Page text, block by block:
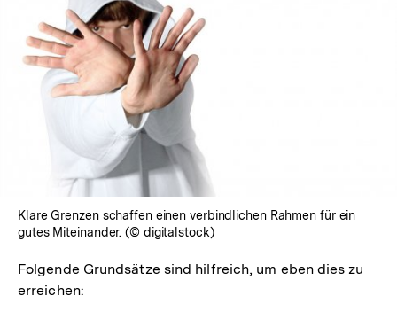
Klare Grenzen schaffen einen verbindlichen Rahmen für ein
gutes Miteinander. (© digitalstock)
Folgende Grundsätze sind hilfreich, um eben dies zu
erreichen: